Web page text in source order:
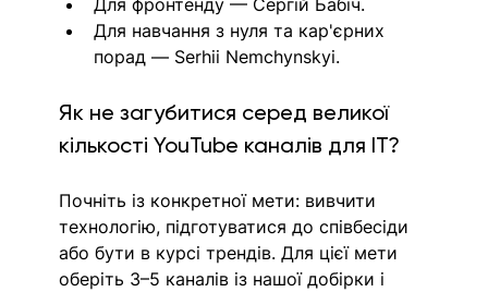
Для навчання з нуля та кар'єрних
порад — Serhii Nemchynskyi.
Як не загубитися серед великої
кількості YouTube каналів для IT?
Почніть із конкретної мети: вивчити
технологію, підготуватися до співбесіди
або бути в курсі трендів. Для цієї мети
оберіть 3–5 каналів із нашої добірки і